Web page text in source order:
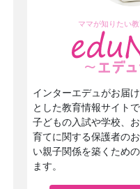
ママが知りたい
インターエデュがお届
とした教育情報サイトで
子どもの入試や学校、
育てに関する保護者の
い親子関係を築くため
ます。